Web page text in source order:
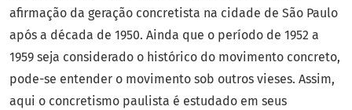
afirmação da geração concretista na cidade de São Paulo
após a década de 1950. Ainda que o período de 1952 a
1959 seja considerado o histórico do movimento concreto,
pode-se entender o movimento sob outros vieses. Assim,
aqui o concretismo paulista é estudado em seus